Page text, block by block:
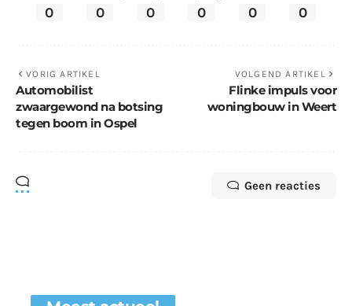
0 0 0 0 0 0
VORIG ARTIKEL
Automobilist
zwaargewond na botsing
tegen boom in Ospel
VOLGEND ARTIKEL
Flinke impuls voor
woningbouw in Weert
Geen reacties